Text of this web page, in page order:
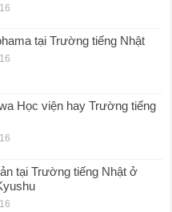
tại Trường tiếng Nhật
Học viện hay Trường tiếng
tại Trường tiếng Nhật ở